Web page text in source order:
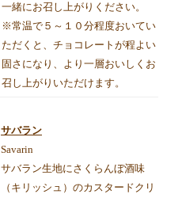
一緒にお召し上がりください。
※常温で５～１０分程度おいてい
ただくと、チョコレートが程よい
固さになり、より一層おいしくお
召し上がりいただけます。
サバラン
Savarin
サバラン生地にさくらんぼ酒味
（キリッシュ）のカスタードクリ